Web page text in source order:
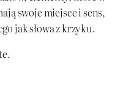
swoje miejsce i sens,
jak słowa z krzyku.